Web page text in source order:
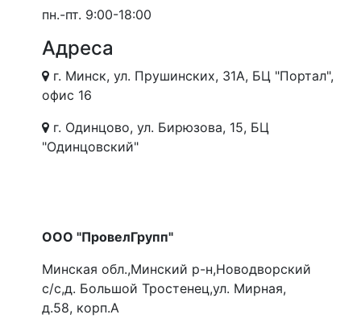
пн.-пт. 9:00-18:00
Адреса
г. Минск, ул. Прушинских, 31А, БЦ "Портал",
офис 16
г. Одинцово, ул. Бирюзова, 15, БЦ
"Одинцовский"
ООО "ПровелГрупп"
Минская обл.,Минский р-н,Новодворский
с/с,д. Большой Тростенец,ул. Мирная,
д.58, корп.А